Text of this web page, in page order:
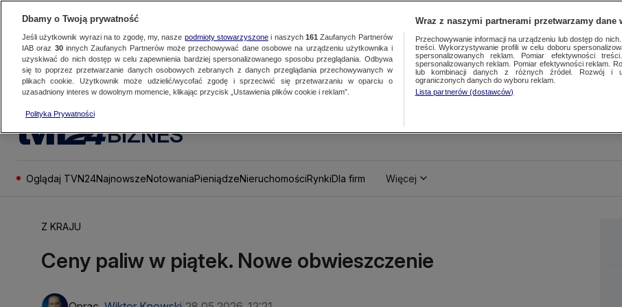
BIZNES
Oglądaj TVN24NajnowszeNotowaniaPieniądzeNieruchomościRynkiDla firm Więcej
Z KRAJU
Ceny paliw w piątek. Nowe obwieszczenie
Dbamy o Twoją prywatność
Jeśli użytkownik wyrazi na to zgodę, my, nasze podmioty stowarzyszonei naszych 161 Zaufanych Partnerów
IAB oraz 30innych Zaufanych Partnerów może przechowywać dane osobowe na urządzeniu użytkownika i
uzyskiwać do nich dostęp w celu zapewnienia bardziej spersonalizowanego sposobu przeglądania. Odbywa
się to poprzez przetwarzanie danych osobowych zebranych z danych przeglądania przechowywanych w
plikach cookie. Użytkownik może udzielić/wycofać zgodę i sprzeciwić się przetwarzaniu w oparciu o
uzasadniony interes w dowolnym momencie, klikając przycisk „Ustawienia plików cookie i reklam”.
Polityka Prywatności
Wraz z naszymi partnerami przetwarzamy dane
Przechowywanie informacji na urządzeniu lub dostęp do
treści. Wykorzystywanie profili w celu doboru
spersonalizowanych reklam. Pomiar efektywności
spersonalizowanych reklam. Pomiar efektywności reklam.
lub kombinacji danych z różnych źródeł. Rozwój i
ograniczonych danych do wyboru reklam.
Lista partnerów (dostawców)